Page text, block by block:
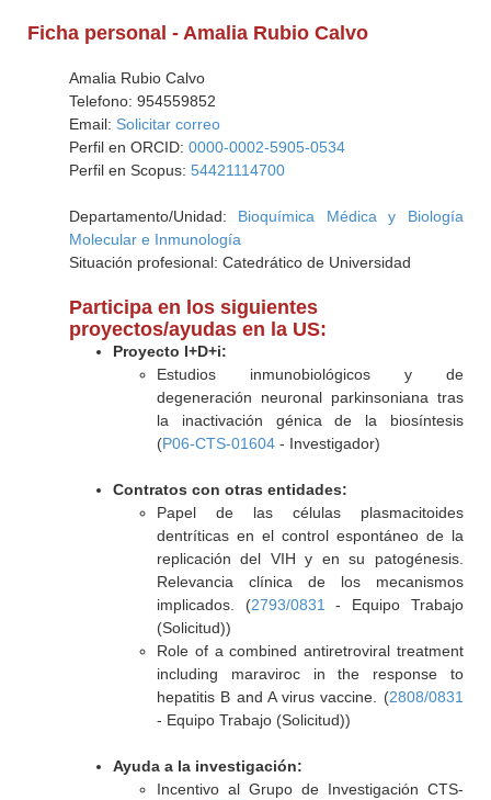
Ficha personal - Amalia Rubio Calvo
Amalia Rubio Calvo
Telefono: 954559852
Email: Solicitar correo
Perfil en ORCID: 0000-0002-5905-0534
Perfil en Scopus: 54421114700
Departamento/Unidad: Bioquímica Médica y Biología
Molecular e Inmunología
Situación profesional: Catedrático de Universidad
Participa en los siguientes
proyectos/ayudas en la US:
Proyecto I+D+i:
Estudios inmunobiológicos y de
degeneración neuronal parkinsoniana tras
la inactivación génica de la biosíntesis
(P06-CTS-01604- Investigador)
Contratos con otras entidades:
Papel de las células plasmacitoides
dentríticas en el control espontáneo de la
replicación del VIH y en su patogénesis.
Relevancia clínica de los mecanismos
implicados. (2793/0831
- Equipo Trabajo
(Solicitud))
Role of a combined antiretroviral treatment
including maraviroc in the response to
hepatitis B and A virus vaccine. (2808/0831
- Equipo Trabajo (Solicitud))
Ayuda a la investigación:
Incentivo al Grupo de Investigación CTS-